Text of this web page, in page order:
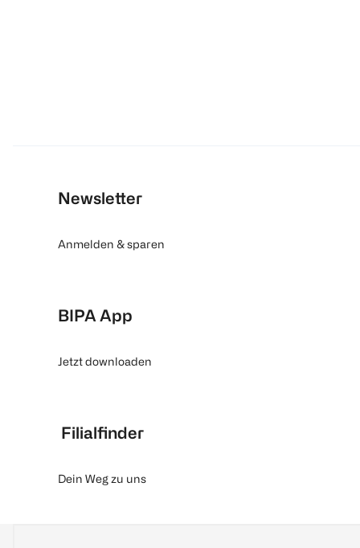
Newsletter
Anmelden & sparen
BIPA App
Jetzt downloaden
Filialfinder
Dein Weg zu uns